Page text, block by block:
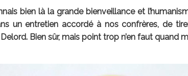
bien là la grande bienveillance et
un entretien accordé à nos confrères, de
Bien sûr, mais point trop n’en faut quand